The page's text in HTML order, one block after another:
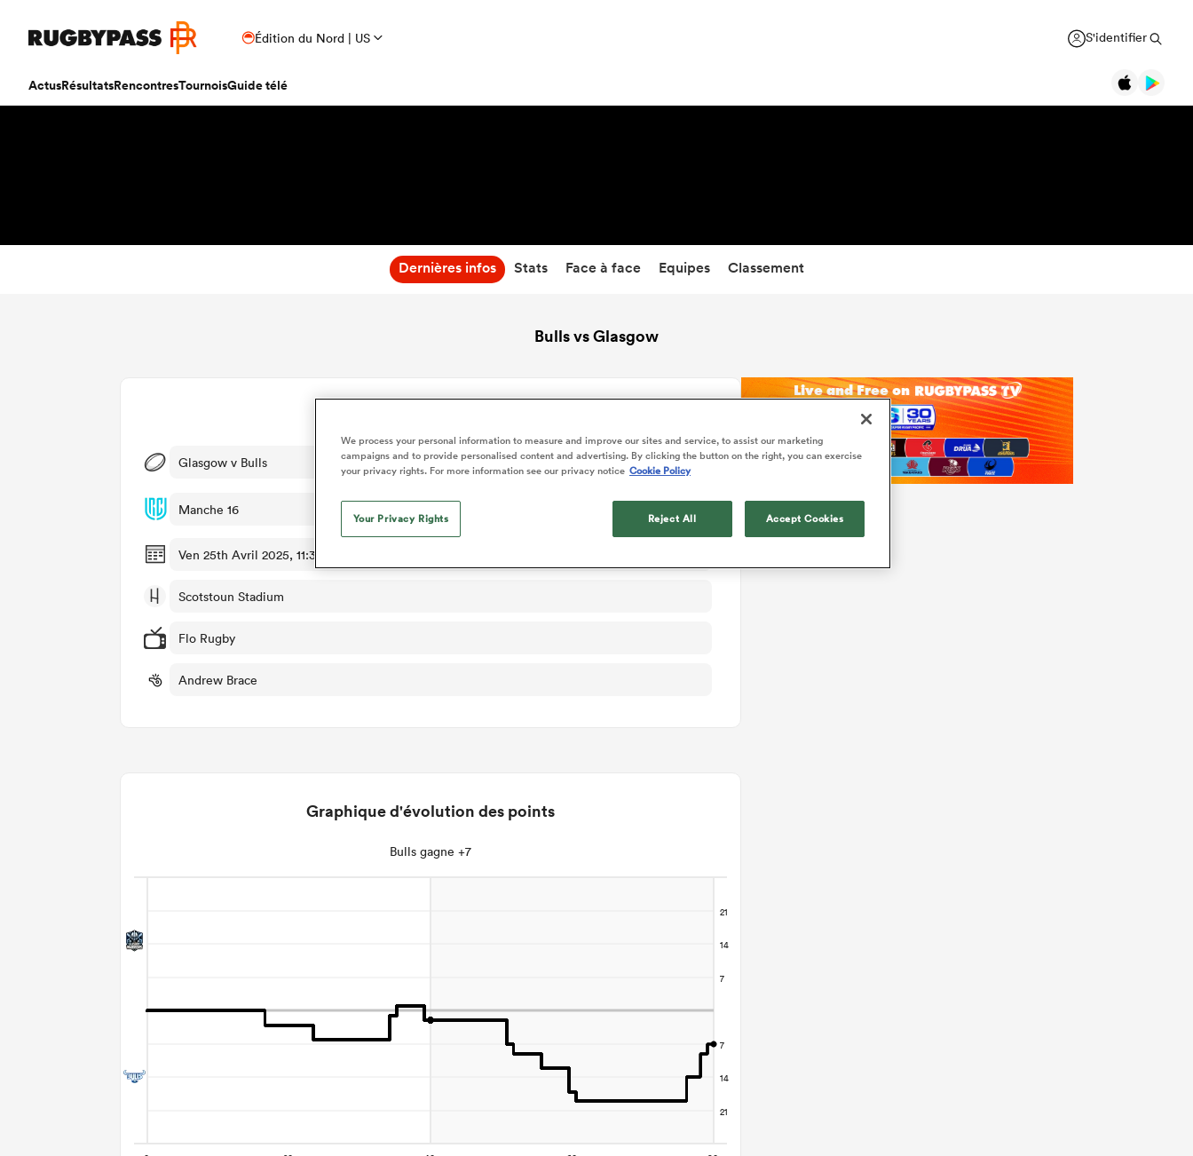
Édition du Nord | US S'identifier
ActusRésultatsRencontresTournoisGuide télé
Dernières infos Stats Face à face Equipes Classement
Bulls vs Glasgow
Glasgow v Bulls
Manche 16
Ven 25th Avril 2025, 11:35am PDT
Scotstoun Stadium
Flo Rugby
Andrew Brace
Graphique d'évolution des points
Bulls gagne +7
We process your personal information to measure and improve our sites and service, to assist our marketing
campaigns and to provide personalised content and advertising. By clicking the button on the right, you can exercise
your privacy rights. For more information see our privacy notice Cookie Policy
Your Privacy Rights Reject All Accept Cookies